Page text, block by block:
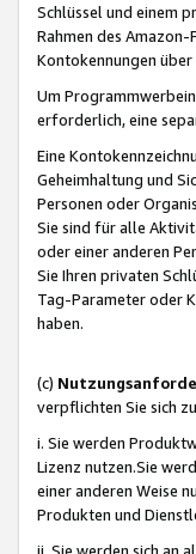
Schlüssel und einem
Rahmen des
Kontokennungen
Um
erforderlich, eine
Eine
Geheimhaltung und
Personen oder
Sie sind für alle
oder einer anderen
Sie Ihren privaten
Tag-Parameter oder
haben.
(c)
verpflichten Sie sich
i. Sie werden
Lizenz nutzen.Sie
einer anderen Weise
Produkten und
ii. Sie werden sich an